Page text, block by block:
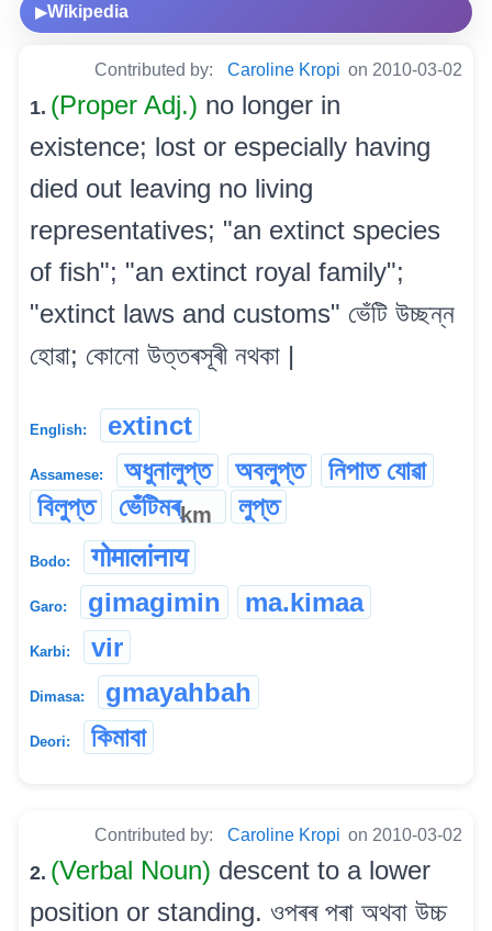
▶Wikipedia
Contributed by: Caroline Kropi on 2010-03-02
1. (Proper Adj.) no longer in
existence; lost or especially having
died out leaving no living
representatives; "an extinct species
of fish"; "an extinct royal family";
"extinct laws and customs" ভেঁটি উচ্ছন্ন
হোৱা; কোনো উত্তৰসূৰী নথকা |
English: extinct
Assamese: অধুনালুপ্ত অবলুপ্ত
নিপাত যোৱা
বিলুপ্ত
ভেঁটিমৰ্km লুপ্ত
Bodo: गोमालांनाय
Garo: gimagimin ma.kimaa
Karbi: vir
Dimasa: gmayahbah
Deori: কিমাবা
Contributed by: Caroline Kropi on 2010-03-02
2. (Verbal Noun) descent to a lower
position or standing. ওপৰৰ পৰা অথবা উচ্চ